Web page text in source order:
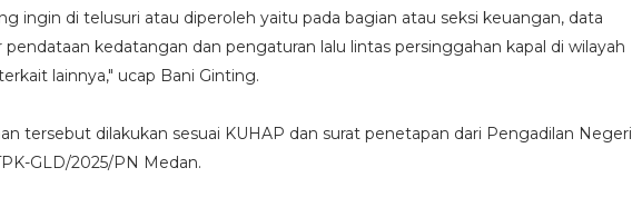
ingin di telusuri atau diperoleh yaitu pada bagian atau seksi keuangan, data
kedatangan dan pengaturan lalu lintas persinggahan kapal di wilayah
lainnya," ucap Bani Ginting.
tersebut dilakukan sesuai KUHAP dan surat penetapan dari Pengadilan Negeri
GLD/2025/PN Medan.